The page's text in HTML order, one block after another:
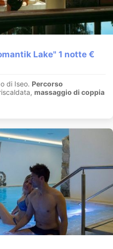
Lake" 1 notte €
di Iseo. Percorso
massaggio di coppia